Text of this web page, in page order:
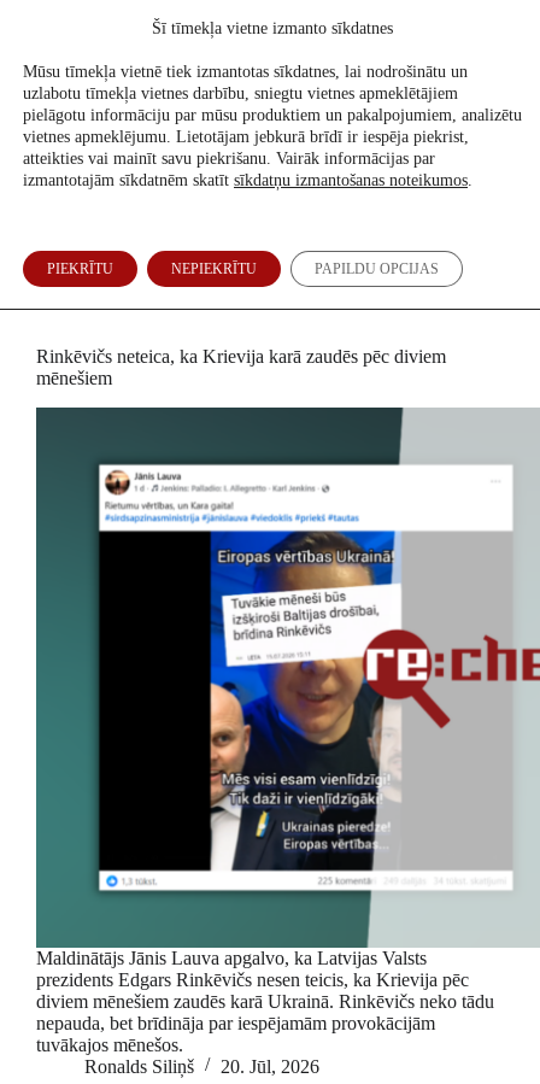
Atbalsti mūs
Ko un kā pārbaudām
Rinkēvičs neteica, ka Krievija karā zaudēs pēc diviem
mēnešiem
Maldinātājs Jānis Lauva apgalvo, ka Latvijas Valsts
prezidents Edgars Rinkēvičs nesen teicis, ka Krievija pēc
diviem mēnešiem zaudēs karā Ukrainā. Rinkēvičs neko tādu
nepauda, bet brīdināja par iespējamām provokācijām
tuvākajos mēnešos.
Ronalds Siliņš
20. Jūl, 2026
Šī tīmekļa vietne izmanto sīkdatnes
Mūsu tīmekļa vietnē tiek izmantotas sīkdatnes, lai nodrošinātu un
uzlabotu tīmekļa vietnes darbību, sniegtu vietnes apmeklētājiem
pielāgotu informāciju par mūsu produktiem un pakalpojumiem, analizētu
vietnes apmeklējumu. Lietotājam jebkurā brīdī ir iespēja piekrist,
atteikties vai mainīt savu piekrišanu. Vairāk informācijas par
izmantotajām sīkdatnēm skatīt sīkdatņu izmantošanas noteikumos.
PIEKRĪTU NEPIEKRĪTU PAPILDU OPCIJAS